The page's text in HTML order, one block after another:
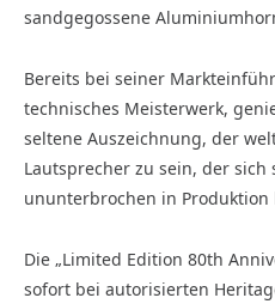
sandgegossene
Bereits bei seiner
technisches Meisterwerk,
seltene Auszeichnung, der
Lautsprecher zu sein, der sich
ununterbrochen in Produktion
Die „Limited Edition 80th
sofort bei autorisierten